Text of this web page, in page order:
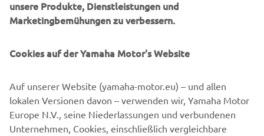
ab 07:00 Uhr – Anmeldung vor Ort
08:00 – 12:00 Uhr – Freies Training
12:45 – 13:30 Uhr – Mittagspause
ab 18:00 Uhr – Siegerehrung, Chill-Out & Party
Teilnahmegebühr:
unsere Produkte, Dienstleistungen und
Marketingbemühungen zu verbessern.
Cookies auf der Yamaha Motor's Website
Auf unserer Website (yamaha-motor.eu) – und allen
lokalen Versionen davon – verwenden wir, Yamaha Motor
Europe N.V., seine Niederlassungen und verbundenen
Unternehmen, Cookies, einschließlich vergleichbare